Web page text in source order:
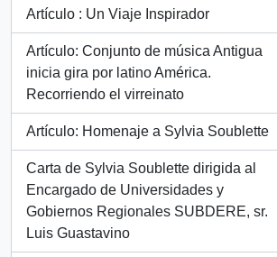
Artículo : Un Viaje Inspirador
Artículo: Conjunto de música Antigua
inicia gira por latino América.
Recorriendo el virreinato
Artículo: Homenaje a Sylvia Soublette
Carta de Sylvia Soublette dirigida al
Encargado de Universidades y
Gobiernos Regionales SUBDERE, sr.
Luis Guastavino